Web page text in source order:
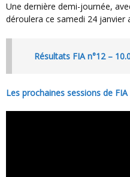
Une dernière demi-journée, avec remise des écussons, se
déroulera ce samedi 24 janvier
Résultats FIA n°12 –
Les prochaines sessions de FIA